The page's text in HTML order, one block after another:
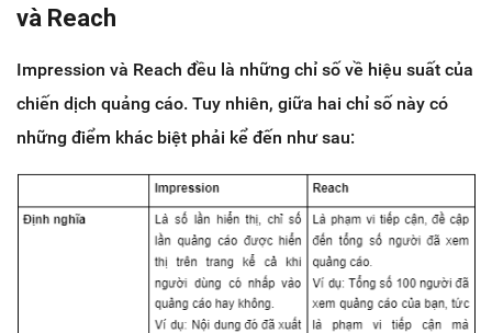
và Reach
Impression và Reach đều là những chỉ số về hiệu suất của
chiến dịch quảng cáo. Tuy nhiên, giữa hai chỉ số này có
những điểm khác biệt phải kể đến như sau: